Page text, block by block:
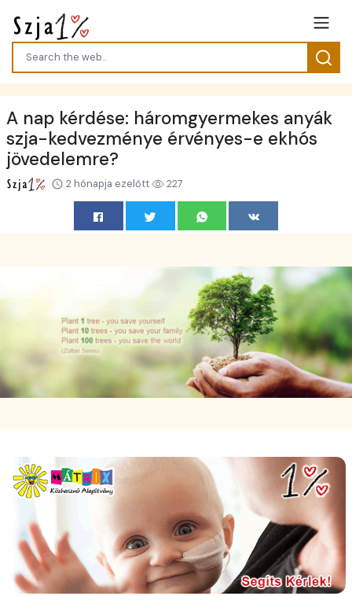
A nap kérdése: háromgyermekes anyák
szja-kedvezménye érvényes-e ekhós
jövedelemre?
2 hónapja ezelőtt 227